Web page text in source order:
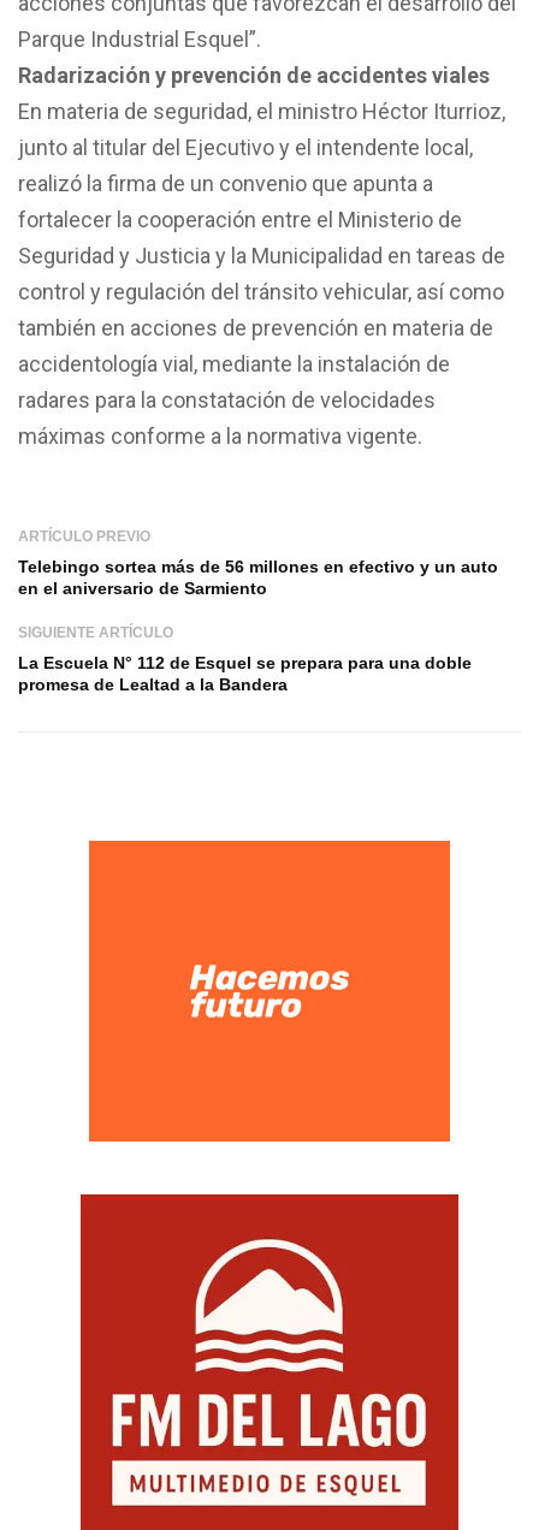
Parque Industrial Esquel”.
Radarización y prevención de accidentes viales
En materia de seguridad, el ministro Héctor Iturrioz,
junto al titular del Ejecutivo y el intendente local,
realizó la firma de un convenio que apunta a
fortalecer la cooperación entre el Ministerio de
Seguridad y Justicia y la Municipalidad en tareas de
control y regulación del tránsito vehicular, así como
también en acciones de prevención en materia de
accidentología vial, mediante la instalación de
radares para la constatación de velocidades
máximas conforme a la normativa vigente.
ARTÍCULO PREVIO
Telebingo sortea más de 56 millones en efectivo y un auto
en el aniversario de Sarmiento
SIGUIENTE ARTÍCULO
La Escuela N° 112 de Esquel se prepara para una doble
promesa de Lealtad a la Bandera